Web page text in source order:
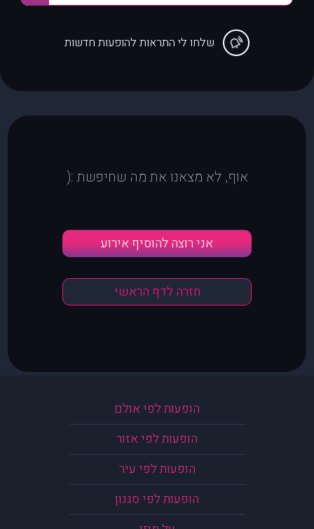
שלחו לי התראות להופעות חדשות
אוף, לא מצאנו את מה שחיפשת :(
אני רוצה להוסיף אירוע
חזרה לדף הראשי
הופעות לפי אולם
הופעות לפי אזור
הופעות לפי עיר
הופעות לפי סגנון